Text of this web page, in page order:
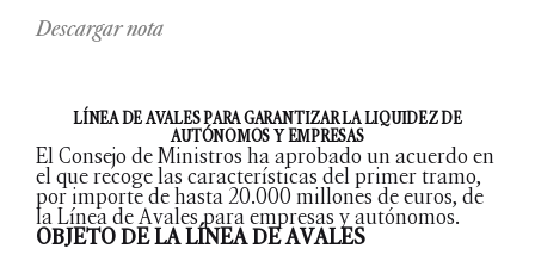
Descargar nota
LÍNEA DE AVALES PARA GARANTIZAR LA LIQUIDEZ DE
AUTÓNOMOS Y EMPRESAS
El Consejo de Ministros ha aprobado un acuerdo en
el que recoge las características del primer tramo,
por importe de hasta 20.000 millones de euros, de
la Línea de Avales para empresas y autónomos.
OBJETO DE LA LÍNEA DE AVALES